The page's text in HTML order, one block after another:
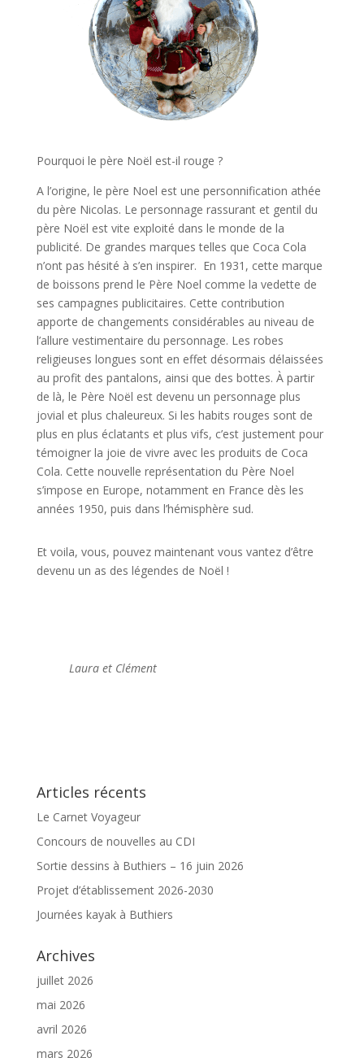
Pourquoi le père Noël est-il rouge ?
A l’origine, le père Noel est une personnification athée
du père Nicolas. Le personnage rassurant et gentil du
père Noël est vite exploité dans le monde de la
publicité. De grandes marques telles que Coca Cola
n’ont pas hésité à s’en inspirer. En 1931, cette marque
de boissons prend le Père Noel comme la vedette de
ses campagnes publicitaires. Cette contribution
apporte de changements considérables au niveau de
l’allure vestimentaire du personnage. Les robes
religieuses longues sont en effet désormais délaissées
au profit des pantalons, ainsi que des bottes. À partir
de là, le Père Noël est devenu un personnage plus
jovial et plus chaleureux. Si les habits rouges sont de
plus en plus éclatants et plus vifs, c’est justement pour
témoigner la joie de vivre avec les produits de Coca
Cola. Cette nouvelle représentation du Père Noel
s’impose en Europe, notamment en France dès les
années 1950, puis dans l’hémisphère sud.
Et voila, vous, pouvez maintenant vous vantez d’être
devenu un as des légendes de Noël !
Laura et Clément
Articles récents
Le Carnet Voyageur
Concours de nouvelles au CDI
Sortie dessins à Buthiers – 16 juin 2026
Projet d’établissement 2026-2030
Journées kayak à Buthiers
Archives
juillet 2026
mai 2026
avril 2026
mars 2026